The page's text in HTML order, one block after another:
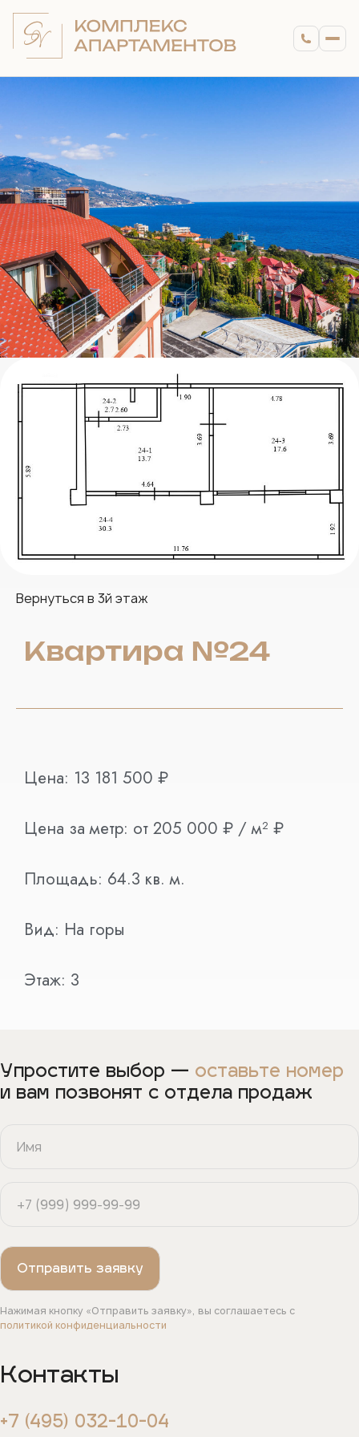
Вернуться в 3й этаж
Квартира №24
Цена: 13 181 500 ₽
Цена за метр: от 205 000 ₽ / м² ₽
Площадь: 64.3 кв. м.
Вид: На горы
Этаж: 3
Упростите выбор — оставьте номер
и вам позвонят с отдела продаж
Нажимая кнопку «Отправить заявку», вы соглашаетесь с
политикой конфиденциальности
Контакты
+7 (495) 032-10-04